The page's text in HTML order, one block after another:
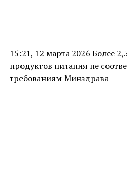
15:21, 12 марта 2026 Более
продуктов питания не
требованиям Минздрава